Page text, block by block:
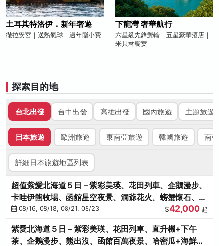
土耳其特洛伊．新年奢遊
徹拉安宮｜送熱氣球｜過年贈小費
下龍灣 奢華航行
六星級先鋒郵輪｜五星豪華酒店｜
米其林饗宴
探索目的地
台北出發 台中出發 高雄出發 國內旅遊 主題旅遊
日本旅遊 歐洲旅遊 東南亞旅遊 韓國旅遊 南
詳細日本旅遊地區列表
超值紫愛北海道５日－紫彩美瑛、花田列車、企鵝漫步、
卡哇伊熊牧場、函館星空夜景、洞爺花火、螃蟹懷石、啤
酒暢飲
08/16, 08/18, 08/21, 08/23 $42,000 起
紫愛北海道５日－紫彩美瑛、花田列車、直升機+下午
茶、企鵝漫步、熊出沒、函館百萬夜景、哈密瓜+海鮮和